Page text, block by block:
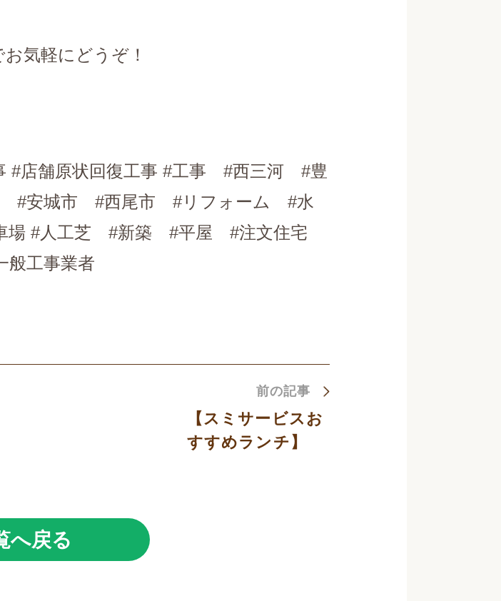
気軽にどうぞ！
#店舗原状回復工事 #工事 #西三河 #豊
#安城市 #西尾市 #リフォーム #水
場 #人工芝 #新築 #平屋 #注文住宅
工事業者
前の記事
【スミサービスお
すすめランチ】
へ戻る